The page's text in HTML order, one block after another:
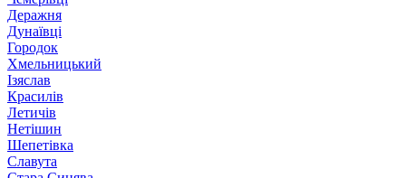
Деражня
Дунаївці
Городок
Хмельницький
Ізяслав
Красилів
Летичів
Нетішин
Шепетівка
Славута